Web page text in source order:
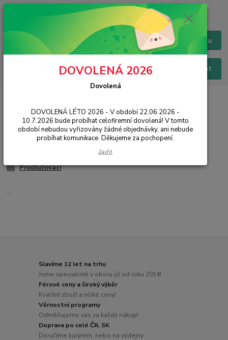
Menu
Hledat
Chat / Online podpora - 24/7
VGA (D-SUB)
Redukce
Prodlužovací
...
Slavíme 12 let na trhu
Jsme specialisté v oboru již od roku 2014!
Férové ceny a široký výběr
Kvalitní zboží a nízké ceny!
Věrnostní programy
Odměňujeme vás za každý nákup!
Doprava po celé ČR, SK
Doručíme kurýrem, nebo na výdejny
DOVOLENÁ 2026
Dovolená
DOVOLENÁ LÉTO 2026 - V období 22.06.2026 -
10.7.2026 bude probíhat celofiremní dovolená! V tomto
období nebudou vyřizovány žádné objednávky, ani nebude
probíhat komunikace. Děkujeme za pochopení.
Zavřít